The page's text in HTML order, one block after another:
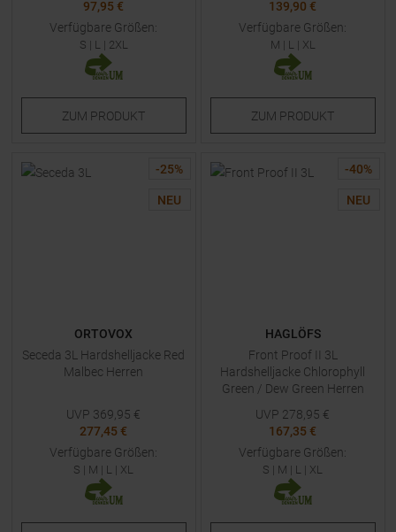
97,95 €
Verfügbare Größen:
S | L | 2XL
ZUM PRODUKT
139,90 €
Verfügbare Größen:
M | L | XL
ZUM PRODUKT
-25%
NEU
ORTOVOX
Seceda 3L Hardshelljacke Red
Malbec Herren
UVP 369,95 €
277,45 €
Verfügbare Größen:
S | M | L | XL
-40%
NEU
HAGLÖFS
Front Proof II 3L
Hardshelljacke Chlorophyll
Green / Dew Green Herren
UVP 278,95 €
167,35 €
Verfügbare Größen:
S | M | L | XL